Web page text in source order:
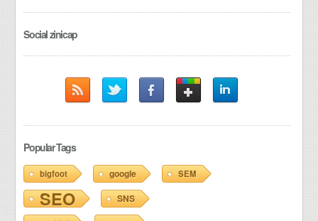
Social zinicap
Popular Tags
bigfoot google SEM
SEO SNS